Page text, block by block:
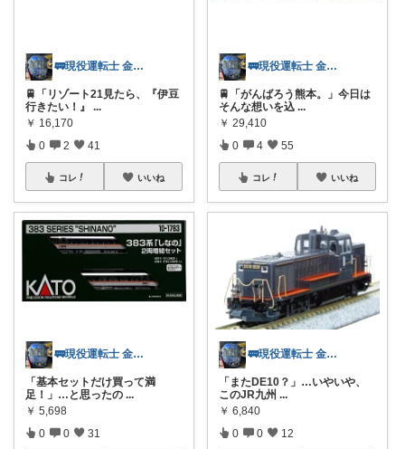
🚃現役運転士 金魚🐠
🚆「リゾート21見たら、『伊豆
行きたい！』
...
￥ 16,170
0 2 41
コレ いいね
🚃現役運転士 金魚🐠
「基本セットだけ買って満
足！」…と思ったの ...
￥ 5,698
0 0 31
🚃現役運転士 金魚🐠
🚆「がんばろう熊本。」今日は
そんな想いを込 ...
￥ 29,410
0 4 55
コレ いいね
🚃現役運転士 金魚🐠
「またDE10？」…いやいや、
このJR九州 ...
￥ 6,840
0 0 12